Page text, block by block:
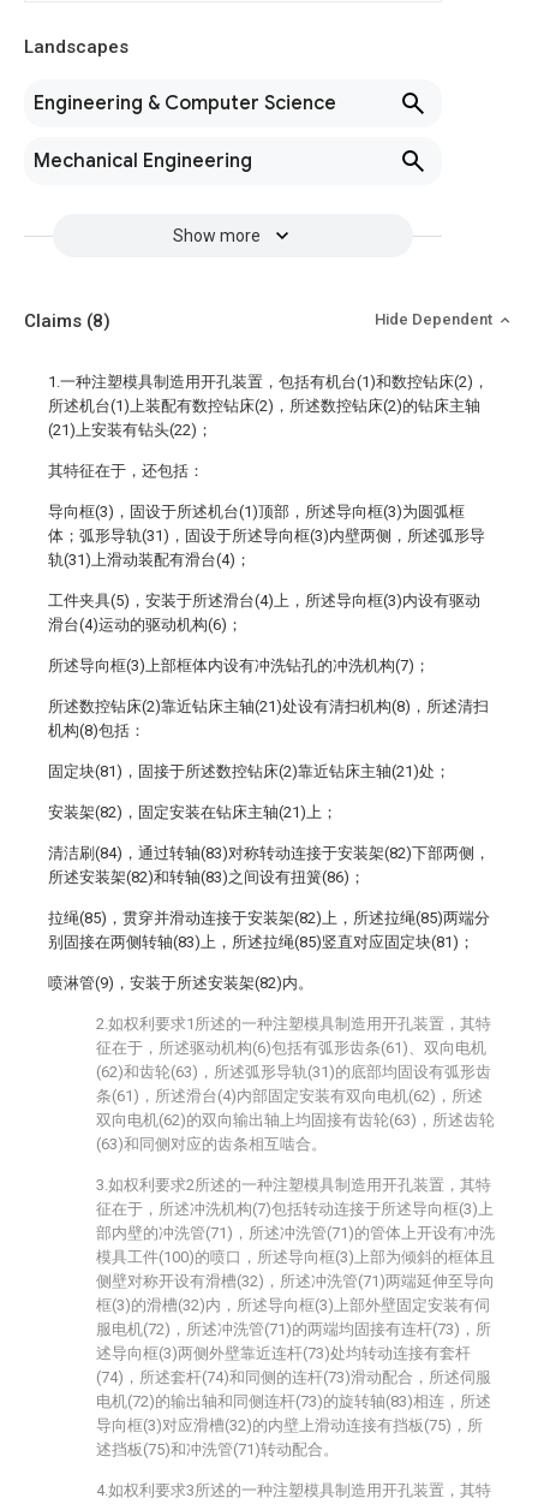
Landscapes
Engineering & Computer Science
Mechanical Engineering
Show more
Claims (8) Hide Dependent
1.一种注塑模具制造用开孔装置，包括有机台(1)和数控钻床(2)，
所述机台(1)上装配有数控钻床(2)，所述数控钻床(2)的钻床主轴
(21)上安装有钻头(22)；
其特征在于，还包括：
导向框(3)，固设于所述机台(1)顶部，所述导向框(3)为圆弧框
体；弧形导轨(31)，固设于所述导向框(3)内壁两侧，所述弧形导
轨(31)上滑动装配有滑台(4)；
工件夹具(5)，安装于所述滑台(4)上，所述导向框(3)内设有驱动
滑台(4)运动的驱动机构(6)；
所述导向框(3)上部框体内设有冲洗钻孔的冲洗机构(7)；
所述数控钻床(2)靠近钻床主轴(21)处设有清扫机构(8)，所述清扫
机构(8)包括：
固定块(81)，固接于所述数控钻床(2)靠近钻床主轴(21)处；
安装架(82)，固定安装在钻床主轴(21)上；
清洁刷(84)，通过转轴(83)对称转动连接于安装架(82)下部两侧，
所述安装架(82)和转轴(83)之间设有扭簧(86)；
拉绳(85)，贯穿并滑动连接于安装架(82)上，所述拉绳(85)两端分
别固接在两侧转轴(83)上，所述拉绳(85)竖直对应固定块(81)；
喷淋管(9)，安装于所述安装架(82)内。
2.如权利要求1所述的一种注塑模具制造用开孔装置，其特
征在于，所述驱动机构(6)包括有弧形齿条(61)、双向电机
(62)和齿轮(63)，所述弧形导轨(31)的底部均固设有弧形齿
条(61)，所述滑台(4)内部固定安装有双向电机(62)，所述
双向电机(62)的双向输出轴上均固接有齿轮(63)，所述齿轮
(63)和同侧对应的齿条相互啮合。
3.如权利要求2所述的一种注塑模具制造用开孔装置，其特
征在于，所述冲洗机构(7)包括转动连接于所述导向框(3)上
部内壁的冲洗管(71)，所述冲洗管(71)的管体上开设有冲洗
模具工件(100)的喷口，所述导向框(3)上部为倾斜的框体且
侧壁对称开设有滑槽(32)，所述冲洗管(71)两端延伸至导向
框(3)的滑槽(32)内，所述导向框(3)上部外壁固定安装有伺
服电机(72)，所述冲洗管(71)的两端均固接有连杆(73)，所
述导向框(3)两侧外壁靠近连杆(73)处均转动连接有套杆
(74)，所述套杆(74)和同侧的连杆(73)滑动配合，所述伺服
电机(72)的输出轴和同侧连杆(73)的旋转轴(83)相连，所述
导向框(3)对应滑槽(32)的内壁上滑动连接有挡板(75)，所
述挡板(75)和冲洗管(71)转动配合。
4.如权利要求3所述的一种注塑模具制造用开孔装置，其特